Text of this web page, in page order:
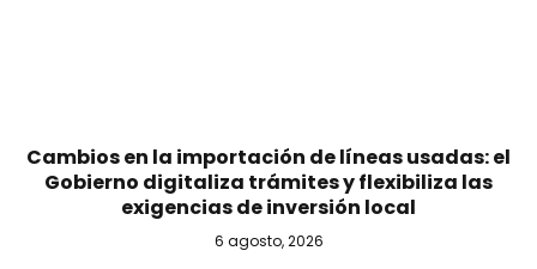
Cambios en la importación de líneas usadas: el
Gobierno digitaliza trámites y flexibiliza las
exigencias de inversión local
6 agosto, 2026